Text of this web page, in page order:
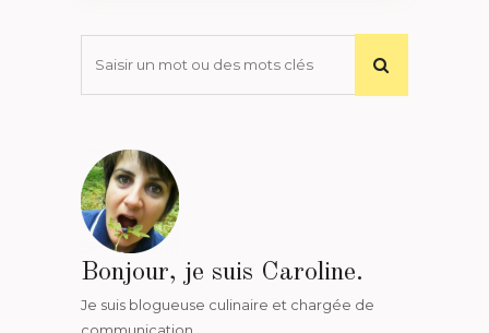
Bonjour, je suis Caroline.
Je suis blogueuse culinaire et chargée de